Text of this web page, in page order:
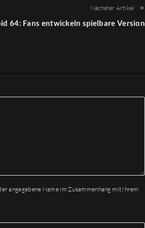
Nächster Artikel
64: Fans entwickeln spielbare Version
angegebene Name im Zusammenhang mit Ihrem